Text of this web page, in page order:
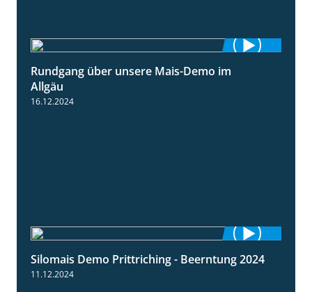
Rundgang über unsere Mais-Demo im
Allgäu
16.12.2024
12:28
Silomais Demo Prittriching - Beerntung 2024
11.12.2024